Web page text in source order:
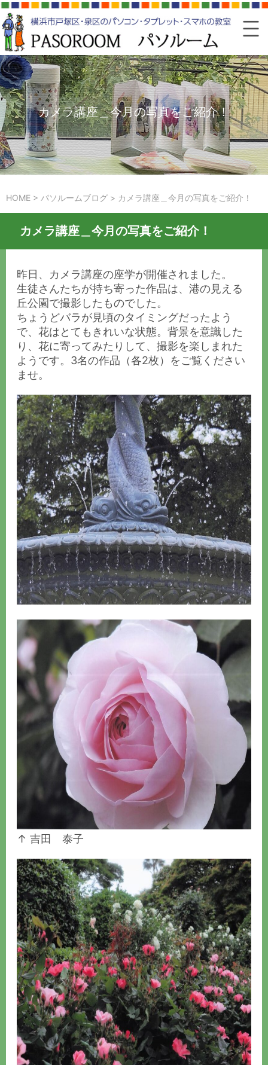
カメラ講座＿今月の写真をご紹介！
HOME > パソルームブログ > カメラ講座＿今月の写真をご紹介！
カメラ講座＿今月の写真をご紹介！
昨日、カメラ講座の座学が開催されました。
生徒さんたちが持ち寄った作品は、港の見える
丘公園で撮影したものでした。
ちょうどバラが見頃のタイミングだったよう
で、花はとてもきれいな状態。背景を意識した
り、花に寄ってみたりして、撮影を楽しまれた
ようです。3名の作品（各2枚）をご覧ください
ませ。
↑ 吉田 泰子